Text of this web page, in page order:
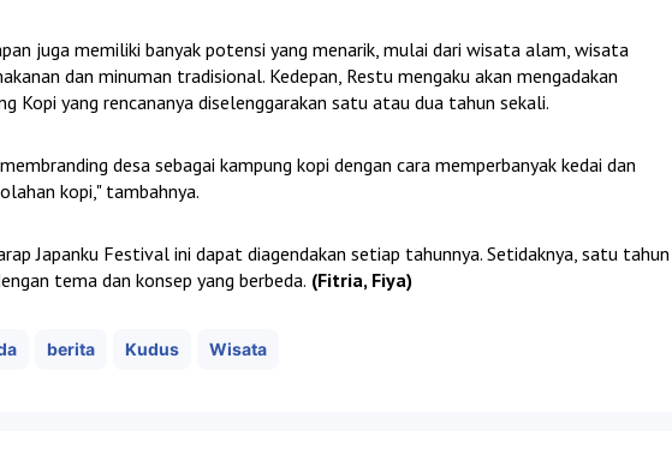
juga memiliki banyak potensi yang menarik, mulai dari wisata alam, wisata
dan minuman tradisional. Kedepan, Restu mengaku akan mengadakan
Kopi yang rencananya diselenggarakan satu atau dua tahun sekali.
desa sebagai kampung kopi dengan cara memperbanyak kedai dan
kopi," tambahnya.
Japanku Festival ini dapat diagendakan setiap tahunnya. Setidaknya, satu tahun
tema dan konsep yang berbeda. (Fitria, Fiya)
berita Kudus Wisata